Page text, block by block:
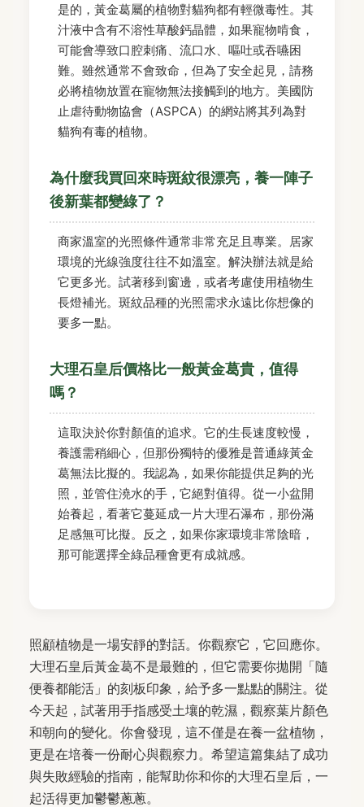
是的，黃金葛屬的植物對貓狗都有輕微毒性。其
汁液中含有不溶性草酸鈣晶體，如果寵物啃食，
可能會導致口腔刺痛、流口水、嘔吐或吞嚥困
難。雖然通常不會致命，但為了安全起見，請務
必將植物放置在寵物無法接觸到的地方。美國防
止虐待動物協會（ASPCA）的網站將其列為對
貓狗有毒的植物。
為什麼我買回來時斑紋很漂亮，養一陣子
後新葉都變綠了？
商家溫室的光照條件通常非常充足且專業。居家
環境的光線強度往往不如溫室。解決辦法就是給
它更多光。試著移到窗邊，或者考慮使用植物生
長燈補光。斑紋品種的光照需求永遠比你想像的
要多一點。
大理石皇后價格比一般黃金葛貴，值得
嗎？
這取決於你對顏值的追求。它的生長速度較慢，
養護需稍細心，但那份獨特的優雅是普通綠黃金
葛無法比擬的。我認為，如果你能提供足夠的光
照，並管住澆水的手，它絕對值得。從一小盆開
始養起，看著它蔓延成一片大理石瀑布，那份滿
足感無可比擬。反之，如果你家環境非常陰暗，
那可能選擇全綠品種會更有成就感。
照顧植物是一場安靜的對話。你觀察它，它回應你。
大理石皇后黃金葛不是最難的，但它需要你拋開「隨
便養都能活」的刻板印象，給予多一點點的關注。從
今天起，試著用手指感受土壤的乾濕，觀察葉片顏色
和朝向的變化。你會發現，這不僅是在養一盆植物，
更是在培養一份耐心與觀察力。希望這篇集結了成功
與失敗經驗的指南，能幫助你和你的大理石皇后，一
起活得更加鬱鬱蔥蔥。